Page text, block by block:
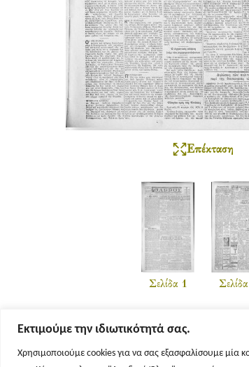
Εκτιμούμε την ιδιωτικότητά σας.
Χρησιμοποιούμε cookies για να σας εξασφαλίσουμε μία
Επέκταση
Σελίδα 1